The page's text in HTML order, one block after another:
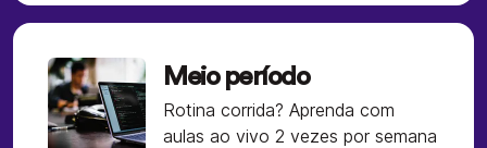
Meio período
Rotina corrida? Aprenda com
aulas ao vivo 2 vezes por semana